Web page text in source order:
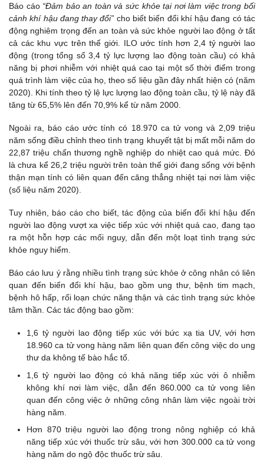
Báo cáo “Đảm bảo an toàn và sức khỏe tại nơi làm việc trong bối
cảnh khí hậu đang thay đổi” cho biết biến đổi khí hậu đang có tác
động nghiêm trọng đến an toàn và sức khỏe người lao động ở tất
cả các khu vực trên thế giới. ILO ước tính hơn 2,4 tỷ người lao
động (trong tổng số 3,4 tỷ lực lượng lao động toàn cầu) có khả
năng bị phơi nhiễm với nhiệt quá cao tại một số thời điểm trong
quá trình làm việc của họ, theo số liệu gần đây nhất hiện có (năm
2020). Khi tính theo tỷ lệ lực lượng lao động toàn cầu, tỷ lệ này đã
tăng từ 65,5% lên đến 70,9% kể từ năm 2000.
Ngoài ra, báo cáo ước tính có 18.970 ca tử vong và 2,09 triệu
năm sống điều chỉnh theo tình trạng khuyết tật bị mất mỗi năm do
22,87 triệu chấn thương nghề nghiệp do nhiệt cao quá mức. Đó
là chưa kể 26,2 triệu người trên toàn thế giới đang sống với bệnh
thận mạn tính có liên quan đến căng thẳng nhiệt tại nơi làm việc
(số liệu năm 2020).
Tuy nhiên, báo cáo cho biết, tác động của biến đổi khí hậu đến
người lao động vượt xa việc tiếp xúc với nhiệt quá cao, đang tạo
ra một hỗn hợp các mối nguy, dẫn đến một loạt tình trạng sức
khỏe nguy hiểm.
Báo cáo lưu ý rằng nhiều tình trạng sức khỏe ở công nhân có liên
quan đến biến đổi khí hậu, bao gồm ung thư, bệnh tim mạch,
bệnh hô hấp, rối loạn chức năng thận và các tình trạng sức khỏe
tâm thần. Các tác động bao gồm:
1,6 tỷ người lao động tiếp xúc với bức xạ tia UV, với hơn
18.960 ca tử vong hàng năm liên quan đến công việc do ung
thư da không tế bào hắc tố.
1,6 tỷ người lao động có khả năng tiếp xúc với ô nhiễm
không khí nơi làm việc, dẫn đến 860.000 ca tử vong liên
quan đến công việc ở những công nhân làm việc ngoài trời
hàng năm.
Hơn 870 triệu người lao động trong nông nghiệp có khả
năng tiếp xúc với thuốc trừ sâu, với hơn 300.000 ca tử vong
hàng năm do ngộ độc thuốc trừ sâu.